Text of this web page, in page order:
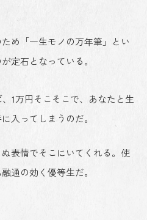
め「一生モノの万年筆」とい
定石となっている。
、1万円そこそこで、あなたと生
入ってしまうのだ。
表情でそこにいてくれる。使
通の効く優等生だ。